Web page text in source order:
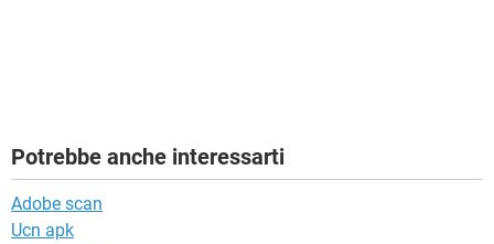
Potrebbe anche interessarti
Adobe scan
Ucn apk